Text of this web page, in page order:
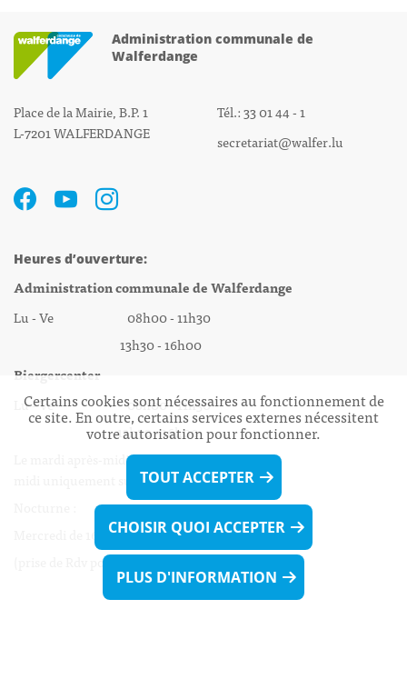
Administration communale de
Walferdange
Place de la Mairie, B.P. 1
L-7201 WALFERDANGE
Tél.: 33 01 44 - 1
secretariat@walfer.lu
Heures d’ouverture:
Administration communale de Walferdange
Lu - Ve 08h00 - 11h30
13h30 - 16h00
Biergercenter
Lu - Ve 08h00 - 11h30
13h30 - 16h00
Le mardi après-midi et le vendredi après-
midi uniquement sur Rdv.
Mercredi de 16h00 - 18h45 uniquement sur Rdv
(prise de Rdv possible jusqu'à mardi 11h30).
Certains cookies sont nécessaires au fonctionnement de
ce site. En outre, certains services externes nécessitent
votre autorisation pour fonctionner.
TOUT ACCEPTER
CHOISIR QUOI ACCEPTER
PLUS D'INFORMATION